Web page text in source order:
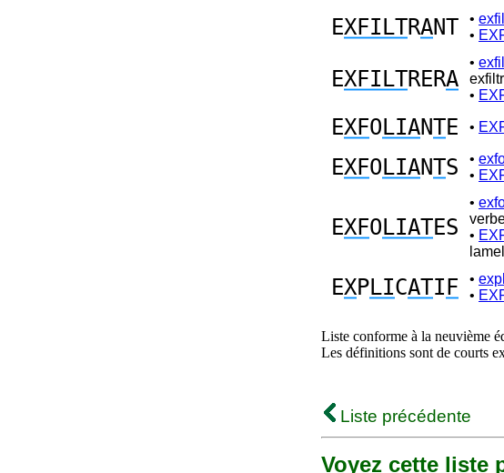
EXFILTRANT •
•
EXFILTRERA
•
•
EXFO LIANTE •
EXFO LIANTS •
•
EXFO LIATES
•
•
EXPLICATI F •
•
Liste conforme à la neuvième
Les définitions sont de courts
Liste précédente
Voyez cette liste